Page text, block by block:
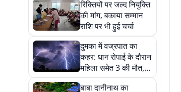
रिक्तियों पर जल्द नियुक्ति
की मांग, बकाया सम्मान
राशि पर भी हुई चर्चा
दुमका में वज्रपात का
कहर: धान रोपाई के दौरान
महिला समेत 3 की मौत, 7
से अधिक घायल
बाबा दानीनाथ का